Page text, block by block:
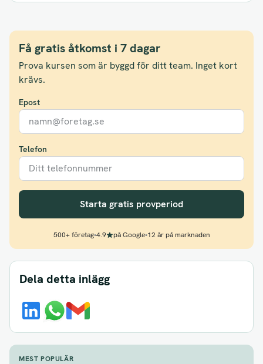
Få gratis åtkomst i 7 dagar
Prova kursen som är byggd för ditt team. Inget kort
krävs.
Epost
Telefon
Starta gratis provperiod
500+ företag•4.9 på Google•12 år på marknaden
Dela detta inlägg
MEST POPULÄR